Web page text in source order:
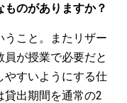
のがありますか？
こと。またリザー
が授業で必要だと
やすいようにする仕
貸出期間を通常の2